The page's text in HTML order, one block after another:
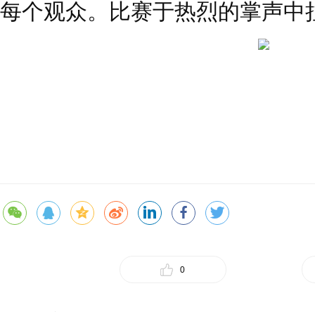
每个观众。比赛于热烈的掌声中
0